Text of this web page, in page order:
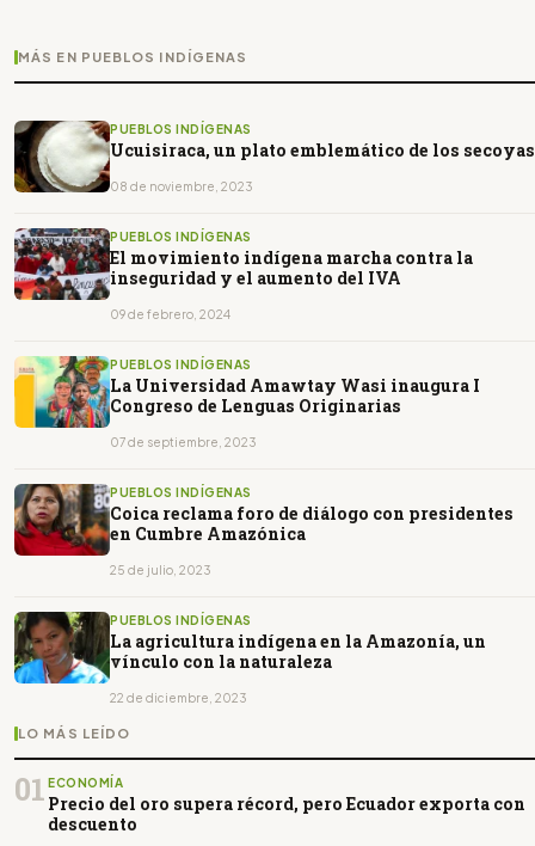
MÁS EN PUEBLOS INDÍGENAS
PUEBLOS INDÍGENAS
Ucuisiraca, un plato emblemático de los secoyas
08 de noviembre, 2023
PUEBLOS INDÍGENAS
El movimiento indígena marcha contra la
inseguridad y el aumento del IVA
09 de febrero, 2024
PUEBLOS INDÍGENAS
La Universidad Amawtay Wasi inaugura I
Congreso de Lenguas Originarias
07 de septiembre, 2023
PUEBLOS INDÍGENAS
Coica reclama foro de diálogo con presidentes
en Cumbre Amazónica
25 de julio, 2023
PUEBLOS INDÍGENAS
La agricultura indígena en la Amazonía, un
vínculo con la naturaleza
22 de diciembre, 2023
LO MÁS LEÍDO
01 ECONOMÍA
Precio del oro supera récord, pero Ecuador exporta con
descuento